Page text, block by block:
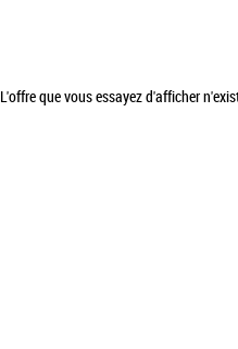
L'offre que vous essayez d'afficher